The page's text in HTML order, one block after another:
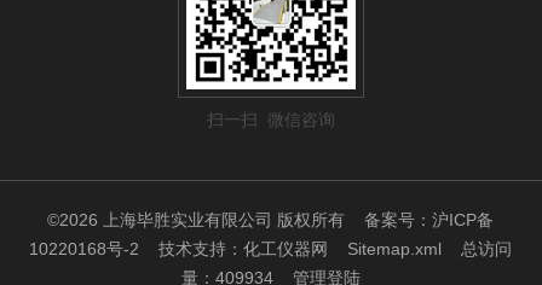
扫一扫 微信咨询
©2026 上海毕胜实业有限公司 版权所有备案号：沪ICP备
10220168号-2 技术支持：化工仪器网 Sitemap.xml 总访问
量：409934 管理登陆